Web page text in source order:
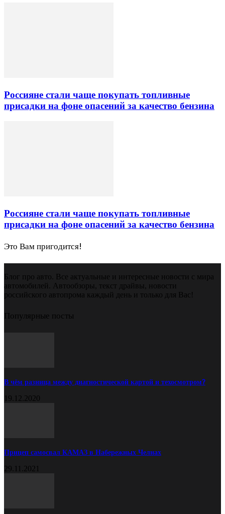
Россияне стали чаще покупать топливные
присадки на фоне опасений за качество бензина
Россияне стали чаще покупать топливные
присадки на фоне опасений за качество бензина
Это Вам пригодится!
Блог про авто. Все актуальные и интересные новости с мира
автомобилей. Автообзоры, текст драйвы, новости
российского автопрома каждый день и только для Вас!
Популярные посты
В чём разница между диагностической картой и техосмотром?
19.12.2020
Прицеп самосвал КАМАЗ в Набережных Челнах
29.11.2021